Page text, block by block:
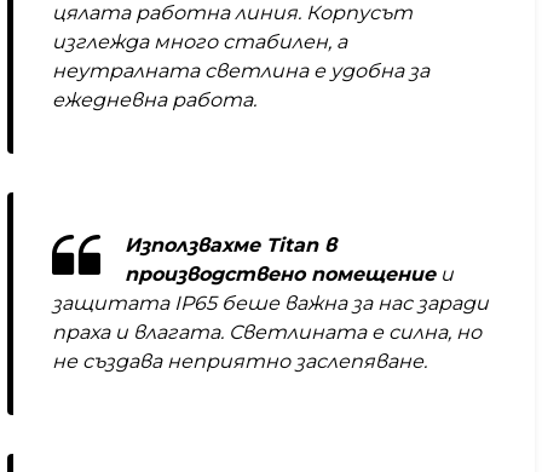
цялата работна линия. Корпусът
изглежда много стабилен, а
неутралната светлина е удобна за
ежедневна работа.
Използвахме Titan в
производствено помещениеи
защитата IP65 беше важна за нас заради
праха и влагата. Светлината е силна, но
не създава неприятно заслепяване.